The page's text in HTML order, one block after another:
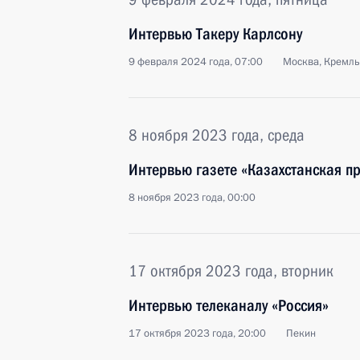
Интервью Такеру Карлсону
9 февраля 2024 года, 07:00 Москва, Кремль
8 ноября 2023 года, среда
Интервью газете «Казахстанская
8 ноября 2023 года, 00:00
17 октября 2023 года, вторник
Интервью телеканалу «Россия»
17 октября 2023 года, 20:00 Пекин